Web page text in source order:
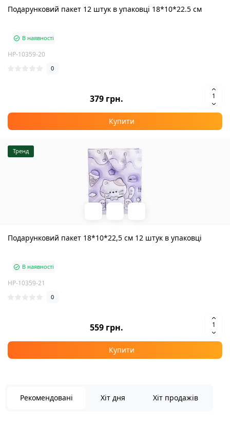
Подарунковий пакет 12 штук в упаковці 18*10*22.5 см
В наявності
HP-10359-20
0
379 грн.
Купити
Тренд
Подарунковий пакет 18*10*22,5 см 12 штук в упаковці
В наявності
HP-10359-21
0
559 грн.
Купити
Рекомендовані Хіт дня Хіт продажів